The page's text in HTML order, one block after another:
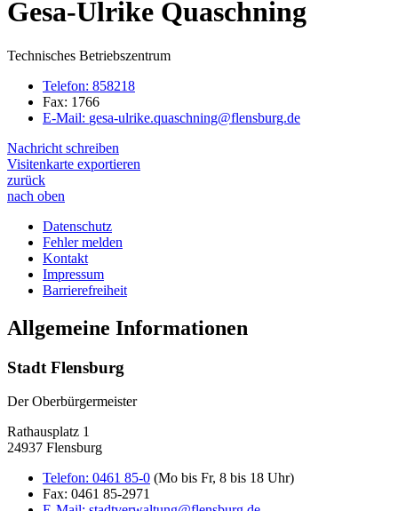
Gesa-Ulrike Quaschning
Technisches Betriebszentrum
Telefon: 858218
Fax: 1766
E-Mail: gesa-ulrike.quaschning@flensburg.de
Nachricht schreiben
Visitenkarte exportieren
zurück
nach oben
Datenschutz
Fehler melden
Kontakt
Impressum
Barrierefreiheit
Allgemeine Informationen
Stadt Flensburg
Der Oberbürgermeister
Rathausplatz 1
24937 Flensburg
Telefon: 0461 85-0 (Mo bis Fr, 8 bis 18 Uhr)
Fax: 0461 85-2971